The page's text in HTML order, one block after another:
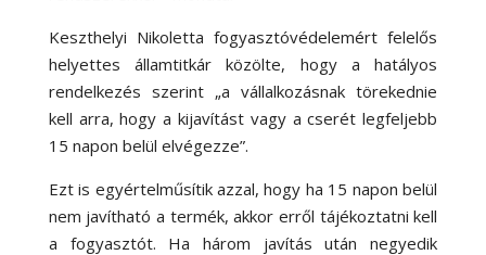
Keszthelyi Nikoletta fogyasztóvédelemért felelős
helyettes államtitkár közölte, hogy a hatályos
rendelkezés szerint „a vállalkozásnak törekednie
kell arra, hogy a kijavítást vagy a cserét legfeljebb
15 napon belül elvégezze”.
Ezt is egyértelműsítik azzal, hogy ha 15 napon belül
nem javítható a termék, akkor erről tájékoztatni kell
a fogyasztót. Ha három javítás után negyedik